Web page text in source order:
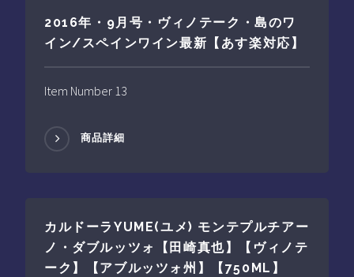
2016年・9月号・ヴィノテーク・島のワ
イン/スペインワイン最新【あす楽対応】
Item Number 13
商品詳細
カルドーラYUME(ユメ) モンテプルチアー
ノ・ダブルッツォ【田崎真也】【ヴィノテ
ーク】【アブルッツォ州】【750ML】